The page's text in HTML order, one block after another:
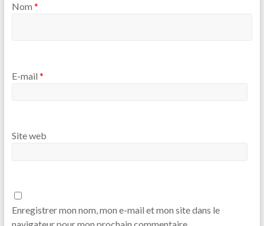
Nom *
E-mail *
Site web
Enregistrer mon nom, mon e-mail et mon site dans le